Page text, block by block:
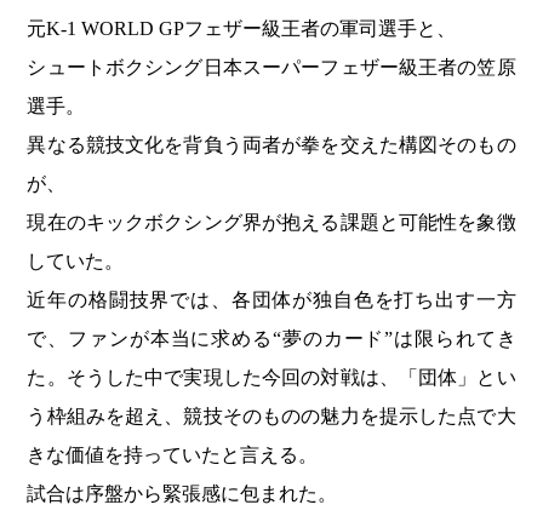
元K-1 WORLD GPフェザー級王者の軍司選手と、
シュートボクシング日本スーパーフェザー級王者の笠原
選手。
異なる競技文化を背負う両者が拳を交えた構図そのもの
が、
現在のキックボクシング界が抱える課題と可能性を象徴
していた。
近年の格闘技界では、各団体が独自色を打ち出す一方
で、ファンが本当に求める“夢のカード”は限られてき
た。そうした中で実現した今回の対戦は、「団体」とい
う枠組みを超え、競技そのものの魅力を提示した点で大
きな価値を持っていたと言える。
試合は序盤から緊張感に包まれた。